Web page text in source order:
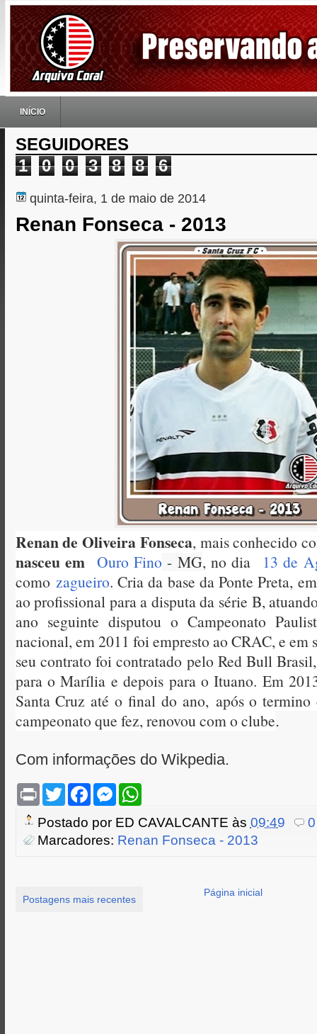
INÍCIO
SEGUIDORES
1
0 0 3 8 8 6
quinta-feira, 1 de maio de 2014
Renan Fonseca - 2013
Renan de Oliveira Fonseca, mais conhecido
nasceu em Ouro Fino - MG, no dia
13 de
como zagueiro. Cria da base da Ponte Preta,
ao profissional para a disputa da série B,
ano seguinte disputou o Campeonato
nacional, em 2011 foi empresto ao CRAC, e em
seu contrato foi contratado pelo Red Bull
para o Marília e depois para o Ituano. Em
Santa Cruz até o final do ano, após o
campeonato que fez, renovou com o clube.
Com informações do Wikpedia.
P
n
t
T
w
t
e
F
e
b
o
M
s
e
n
W
t
A
Postado por ED CAVALCANTE às 09:49
Marcadores: Renan Fonseca - 2013
Postagens mais recentes
Página inicial